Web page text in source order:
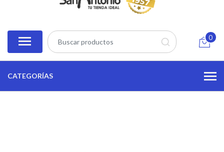
0
CATEGORÍAS